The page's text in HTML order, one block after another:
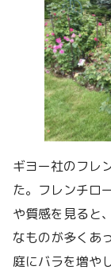
ギヨー社のフレ
た。フレンチロ
や質感を見ると
なものが多くあ
庭にバラを増や